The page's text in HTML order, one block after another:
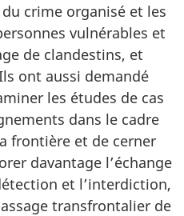
crime organisé et les
vulnérables et
de clandestins, et
ont aussi demandé
les études de cas
dans le cadre
frontière et de cerner
davantage l’échange
et l’interdiction,
transfrontalier de